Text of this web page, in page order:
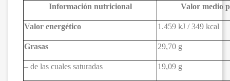
Información nutricional Valor medio
Valor energético 1.459 kJ / 349 kcal
Grasas 29,70 g
– de las cuales saturadas 19,09 g